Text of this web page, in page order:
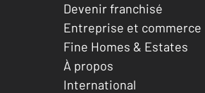
Devenir franchisé
Entreprise et commerce
Fine Homes & Estates
À propos
International